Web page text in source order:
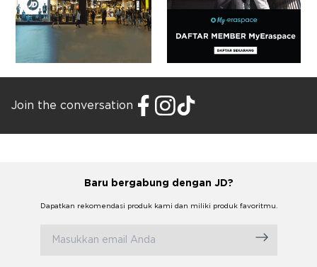
Join the conversation
Baru bergabung dengan JD?
Dapatkan rekomendasi produk kami dan miliki produk favoritmu.